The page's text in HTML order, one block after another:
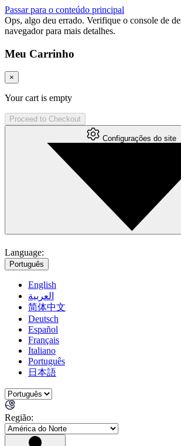
Passar para o conteúdo principal
Ops, algo deu errado. Verifique o console de
navegador para mais detalhes.
Meu Carrinho
×
Your cart is empty
Proceed to Checkout
Configurações do site
Language:
Português
English
العربية
简体中文
Deutsch
Español
Français
Italiano
Português
日本語
Região: